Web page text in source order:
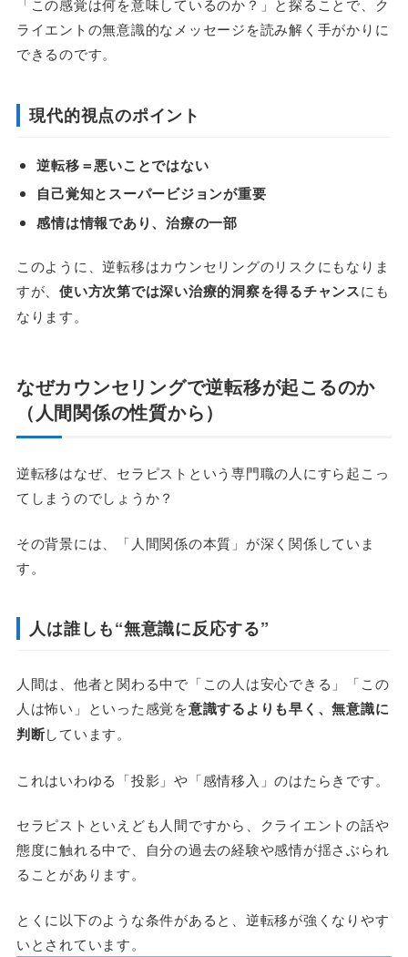
「この感覚は何を意味しているのか？」と探ることで、ク
ライエントの無意識的なメッセージを読み解く手がかりに
できるのです。
現代的視点のポイント
逆転移＝悪いことではない
自己覚知とスーパービジョンが重要
感情は情報であり、治療の一部
このように、逆転移はカウンセリングのリスクにもなりま
すが、使い方次第では深い治療的洞察を得るチャンスにも
なります。
なぜカウンセリングで逆転移が起こるのか
（人間関係の性質から）
逆転移はなぜ、セラピストという専門職の人にすら起こっ
てしまうのでしょうか？
その背景には、「人間関係の本質」が深く関係していま
す。
人は誰しも“無意識に反応する”
人間は、他者と関わる中で「この人は安心できる」「この
人は怖い」といった感覚を意識するよりも早く、無意識に
判断しています。
これはいわゆる「投影」や「感情移入」のはたらきです。
セラピストといえども人間ですから、クライエントの話や
態度に触れる中で、自分の過去の経験や感情が揺さぶられ
ることがあります。
とくに以下のような条件があると、逆転移が強くなりやす
いとされています。